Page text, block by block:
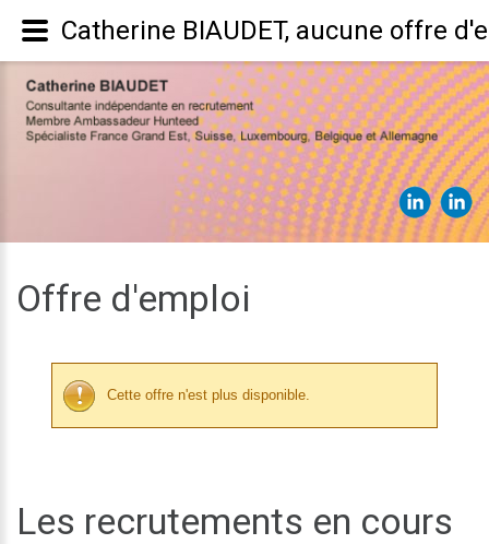
Offre d'emploi
Cette offre n'est plus disponible.
Les recrutements en cours
Catherine BIAUDET, aucune offre